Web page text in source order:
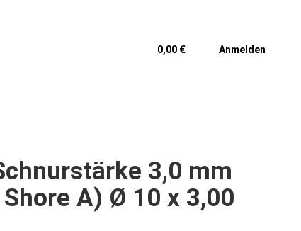
0,00 € Anmelden
3,0 mm
Shore A) Ø 10 x 3,00